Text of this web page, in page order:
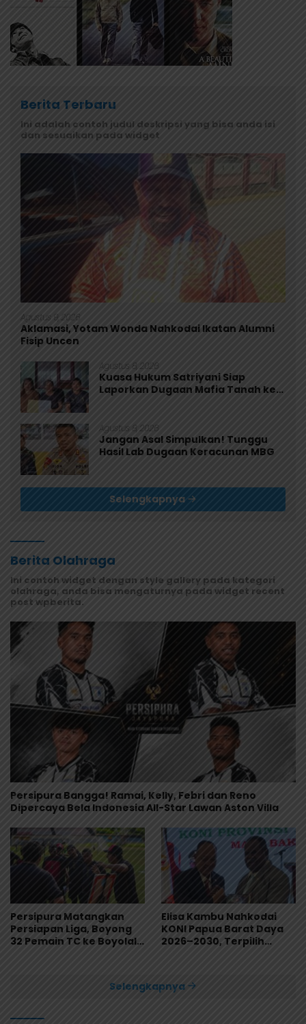
Berita Terbaru
Ini adalah contoh judul deskripsi yang bisa anda isi
dan sesuaikan pada widget
Agustus 9, 2026
Aklamasi, Yotam Wonda Nahkodai Ikatan Alumni
Fisip Uncen
Agustus 8, 2026
Kuasa Hukum Satriyani Siap
Laporkan Dugaan Mafia Tanah ke
Agustus 8, 2026
Jangan Asal Simpulkan! Tunggu
Hasil Lab Dugaan Keracunan MBG
Selengkapnya
Berita Olahraga
Ini contoh widget dengan style gallery pada kategori
olahraga, anda bisa mengaturnya pada widget recent
post wpberita.
Persipura Bangga! Ramai, Kelly, Febri dan Reno
Dipercaya Bela Indonesia All-Star Lawan Aston Villa
Persipura Matangkan
Persiapan Liga, Boyong
32 Pemain TC ke Boyolali
Elisa Kambu Nahkodai
KONI Papua Barat Daya
2026–2030, Terpilih
Selengkapnya